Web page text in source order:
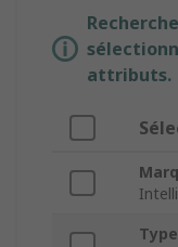
attributs.